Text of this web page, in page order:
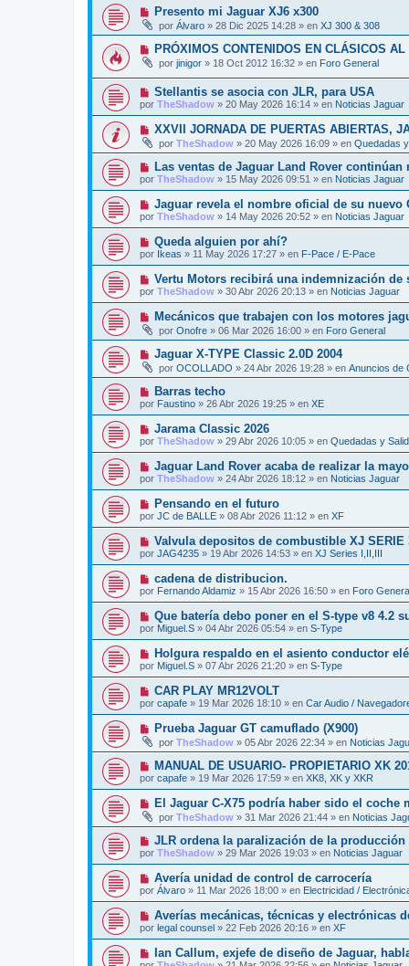
e
s
a
e
v
o
m
e
s
a
j
e
N
e
v
o
m
n
s
a
j
e
Presento mi Jaguar XJ6 x300
por Álvaro » 28 Dic 2025 14:28 » en XJ 300 & 308
N
e
v
o
m
n
s
a
j
PRÓXIMOS CONTENIDOS EN CLÁSICOS
por jinigor » 18 Oct 2012 16:32 » en Foro General
N
u
e
v
o
m
e
s
a
e
Stellantis se asocia con JLR, para USA
por TheShadow » 20 May 2026 16:14 » en Noticias Jaguar
N
e
v
o
m
e
n
s
a
e
XXVII JORNADA DE PUERTAS ABIERTAS,
por TheShadow » 20 May 2026 16:09 » en Quedadas
N
u
e
o
m
e
n
s
a
Las ventas de Jaguar Land Rover continúan
por TheShadow » 15 May 2026 09:51 » en Noticias Jaguar
N
u
e
o
m
e
n
s
a
e
Jaguar revela el nombre oficial de su nuevo
por TheShadow » 14 May 2026 20:52 » en Noticias Jaguar
N
u
e
v
m
e
s
a
e
Queda alguien por ahí?
por Ikeas » 11 May 2026 17:27 » en F-Pace / E-Pace
N
u
e
v
o
m
e
n
s
a
e
Vertu Motors recibirá una indemnización
por TheShadow » 30 Abr 2026 20:13 » en Noticias Jaguar
N
e
o
m
e
s
a
e
Mecánicos que trabajen con los motores
por Onofre » 06 Mar 2026 16:00 » en Foro General
N
e
v
o
m
e
n
s
a
e
Jaguar X-TYPE Classic 2.0D 2004
por OCOLLADO » 24 Abr 2026 19:28 » en Anuncios de
N
u
e
o
m
e
n
s
a
e
Barras techo
por Faustino » 26 Abr 2026 19:25 » en XE
N
u
e
o
m
e
s
a
Jarama Classic 2026
por TheShadow » 29 Abr 2026 10:05 » en Quedadas y
N
u
e
v
o
m
e
n
s
a
e
Jaguar Land Rover acaba de realizar la
por TheShadow » 24 Abr 2026 18:12 » en Noticias Jaguar
N
u
e
v
m
e
n
s
a
e
Pensando en el futuro
por JC de BALLE » 08 Abr 2026 11:12 » en XF
N
u
e
o
m
e
n
s
a
e
Valvula depositos de combustible XJ SERIE
por JAG4235 » 19 Abr 2026 14:53 » en XJ Series I,II,III
N
u
e
o
m
e
s
a
e
cadena de distribucion.
por Fernando Aldamiz » 15 Abr 2026 16:50 » en Foro
N
u
e
v
o
m
e
n
s
a
e
Que batería debo poner en el S-type v8 4.2
por Miguel.S » 04 Abr 2026 05:54 » en S-Type
N
u
e
o
m
e
s
a
e
Holgura respaldo en el asiento conductor
por Miguel.S » 07 Abr 2026 21:20 » en S-Type
N
u
e
v
o
m
e
s
a
e
CAR PLAY MR12VOLT
por capafe » 19 Mar 2026 18:10 » en Car Audio /
N
e
v
o
m
e
s
a
e
Prueba Jaguar GT camuflado (X900)
por TheShadow » 05 Abr 2026 22:34 » en Noticias
N
u
e
v
o
m
e
n
s
a
e
MANUAL DE USUARIO- PROPIETARIO XK
por capafe » 19 Mar 2026 17:59 » en XK8, XK y XKR
N
e
o
m
e
n
s
a
e
El Jaguar C-X75 podría haber sido el coche
por TheShadow » 31 Mar 2026 21:44 » en Noticias
N
u
e
o
m
e
n
s
a
e
JLR ordena la paralización de la
por TheShadow » 29 Mar 2026 19:03 » en Noticias Jaguar
N
u
e
o
m
e
s
Avería unidad de control de carrocería
por Álvaro » 11 Mar 2026 18:00 » en Electricidad /
N
u
e
v
o
Averías mecánicas, técnicas y electrónicas
por legal counsel » 22 Feb 2026 20:16 » en XF
N
u
Ian Callum, exjefe de diseño de Jaguar,